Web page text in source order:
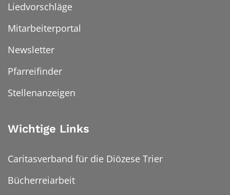
Liedvorschläge
Mitarbeiterportal
Newsletter
Pfarreifinder
Stellenanzeigen
Wichtige Links
Caritasverband für die Diözese Trier
Bücherreiarbeit